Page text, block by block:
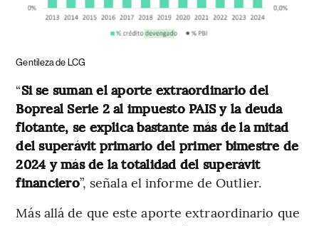
Gentileza de LCG
“Si se suman el aporte extraordinario del
Bopreal Serie 2 al impuesto PAIS y la deuda
flotante, se explica bastante más de la mitad
del superávit primario del primer bimestre de
2024 y más de la totalidad del superávit
financiero”, señala el informe de Outlier.
Más allá de que este aporte extraordinario que